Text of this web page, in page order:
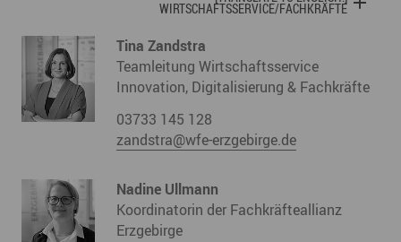
WIRTSCHAFTSSERVICE/FACHKRÄFTE
Tina Zandstra
Teamleitung Wirtschaftsservice
Innovation, Digitalisierung & Fachkräfte
03733 145 128
zandstra@wfe-erzgebirge.de
Nadine Ullmann
Koordinatorin der Fachkräfteallianz
Erzgebirge